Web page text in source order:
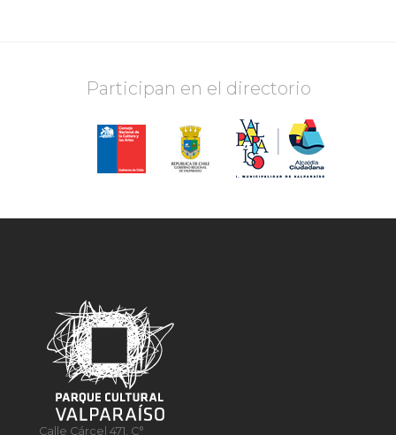
Participan en el directorio
Calle Cárcel 471, C°